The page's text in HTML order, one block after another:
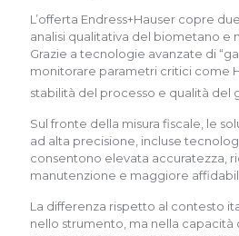
L’offerta Endress+Hauser copre
analisi qualitativa del biometano e
Grazie a tecnologie avanzate di
monitorare parametri critici come
stabilità del processo e qualità del
Sul fronte della misura fiscale, le
ad alta precisione, incluse
consentono elevata accuratezza,
manutenzione e maggiore
La differenza rispetto al contesto
nello strumento, ma nella